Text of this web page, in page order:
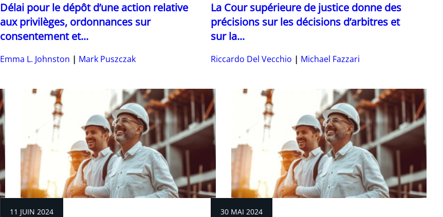
Délai pour le dépôt d’une action relative
aux privilèges, ordonnances sur
consentement et...
Emma L. Johnston Mark Puszczak
La Cour supérieure de justice donne des
précisions sur les décisions d’arbitres et
sur la...
Riccardo Del Vecchio Michael Fazzari
11 JUIN 2024 30 MAI 2024